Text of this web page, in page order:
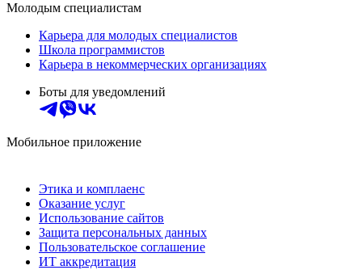
Молодым специалистам
Карьера для молодых специалистов
Школа программистов
Карьера в некоммерческих организациях
Боты для уведомлений
Мобильное приложение
Этика и комплаенс
Оказание услуг
Использование сайтов
Защита персональных данных
Пользовательское соглашение
ИТ аккредитация